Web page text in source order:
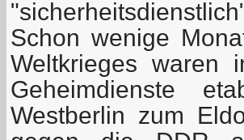
Schon wenige
Weltkrieges waren
Geheimdienste
Westberlin zum